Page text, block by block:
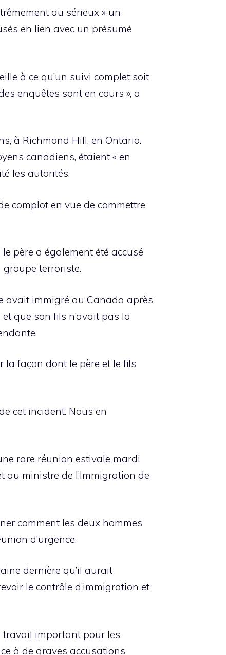
au sérieux » un
en lien avec un présumé
à ce qu’un suivi complet soit
enquêtes sont en cours », a
à Richmond Hill, en Ontario.
canadiens, étaient « en
les autorités.
complot en vue de commettre
père a également été accusé
terroriste.
avait immigré au Canada après
que son fils n’avait pas la
façon dont le père et le fils
cet incident. Nous en
rare réunion estivale mardi
au ministre de l’Immigration de
comment les deux hommes
d’urgence.
dernière qu’il aurait
le contrôle d’immigration et
travail important pour les
à de graves accusations